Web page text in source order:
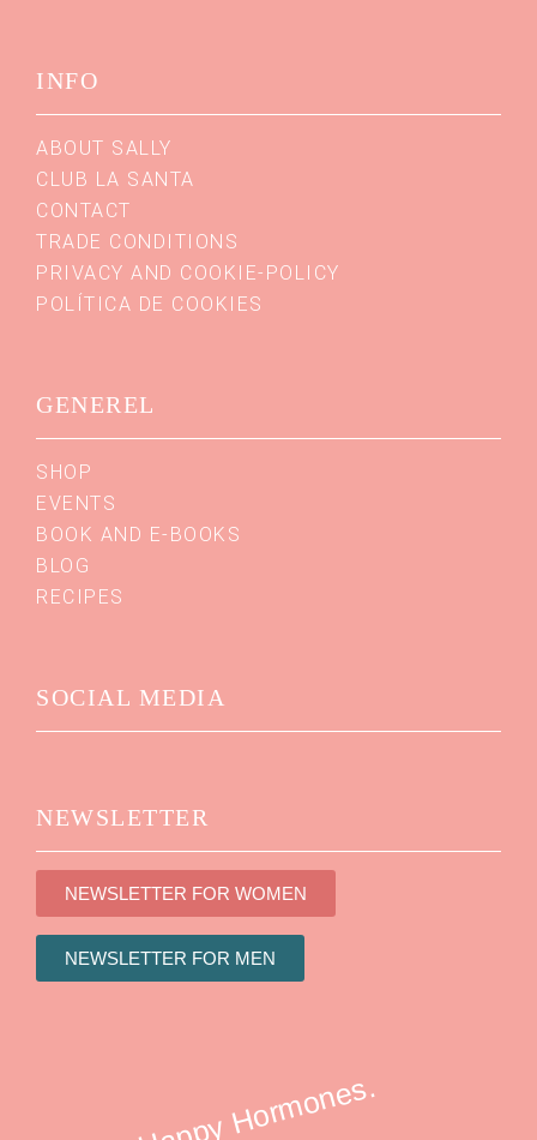
INFO
ABOUT SALLY
CLUB LA SANTA
CONTACT
TRADE CONDITIONS
PRIVACY AND COOKIE-POLICY
POLÍTICA DE COOKIES
GENEREL
SHOP
EVENTS
BOOK AND E-BOOKS
BLOG
RECIPES
SOCIAL MEDIA
NEWSLETTER
NEWSLETTER FOR WOMEN
NEWSLETTER FOR MEN
Happy Hormones.